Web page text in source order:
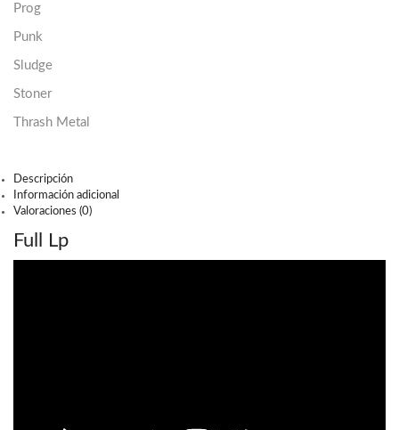
Prog
Punk
Sludge
Stoner
Thrash Metal
Descripción
Información adicional
Valoraciones (0)
Full Lp